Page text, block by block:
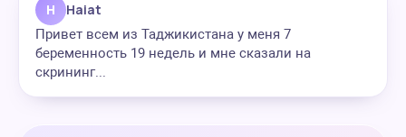
H Haiat
Привет всем из Таджикистана у меня 7
беременность 19 недель и мне сказали на
скрининг...